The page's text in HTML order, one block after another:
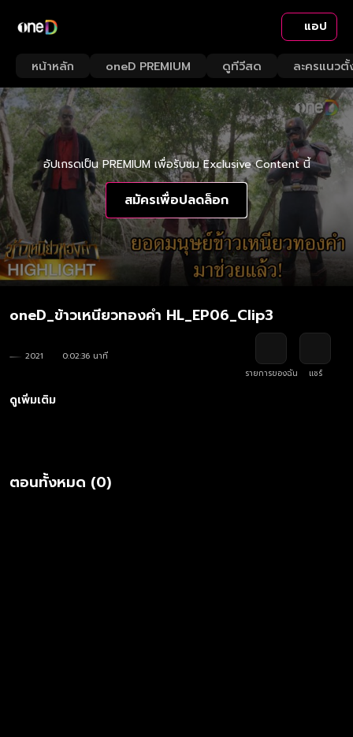
แอป
หน้าหลัก oneD PREMIUM ดูทีวีสด ละครแนวตั้
อัปเกรดเป็น PREMIUM เพื่อรับชม Exclusive Content นี้
สมัครเพื่อปลดล็อก
oneD_ข้าวเหนียวทองคำ HL_EP06_Clip3
2021
0:02:36 นาที
รายการของฉัน
แชร์
ดูเพิ่มเติม
ตอนทั้งหมด (0)